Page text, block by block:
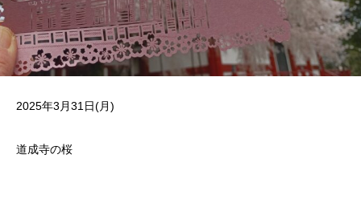
2025年3月31日(月)
道成寺の桜